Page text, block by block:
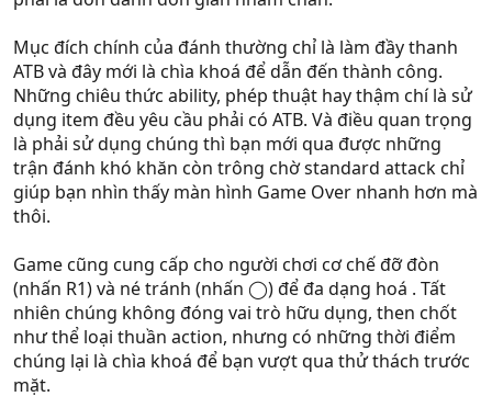
Mục đích chính của đánh thường chỉ là làm đầy thanh
ATB và đây mới là chìa khoá để dẫn đến thành công.
Những chiêu thức ability, phép thuật hay thậm chí là sử
dụng item đều yêu cầu phải có ATB. Và điều quan trọng
là phải sử dụng chúng thì bạn mới qua được những
trận đánh khó khăn còn trông chờ standard attack chỉ
giúp bạn nhìn thấy màn hình Game Over nhanh hơn mà
thôi.
Game cũng cung cấp cho người chơi cơ chế đỡ đòn
(nhấn R1) và né tránh (nhấn ◯) để đa dạng hoá . Tất
nhiên chúng không đóng vai trò hữu dụng, then chốt
như thể loại thuần action, nhưng có những thời điểm
chúng lại là chìa khoá để bạn vượt qua thử thách trước
mặt.